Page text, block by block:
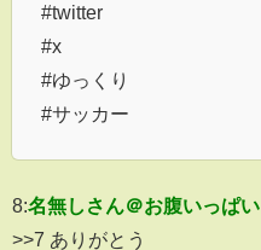
#twitter
#x
#ゆっくり
#サッカー
8:名無しさん＠お腹いっぱい
>>7 ありがとう